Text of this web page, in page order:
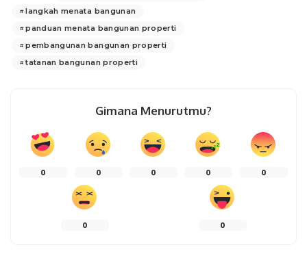
langkah menata bangunan
panduan menata bangunan properti
pembangunan bangunan properti
tatanan bangunan properti
Gimana Menurutmu?
0 0 0 0 0
0 0